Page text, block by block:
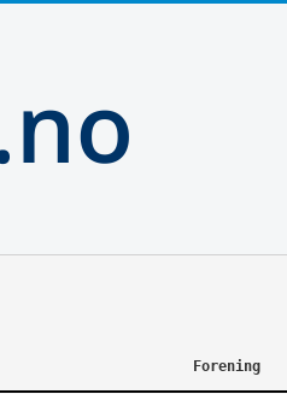
Forening